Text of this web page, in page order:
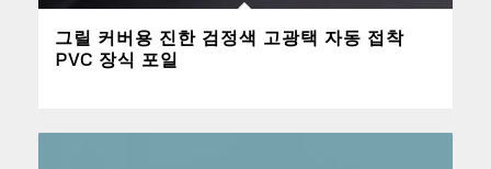
그릴 커버용 진한 검정색 고광택 자동 접착
PVC 장식 포일